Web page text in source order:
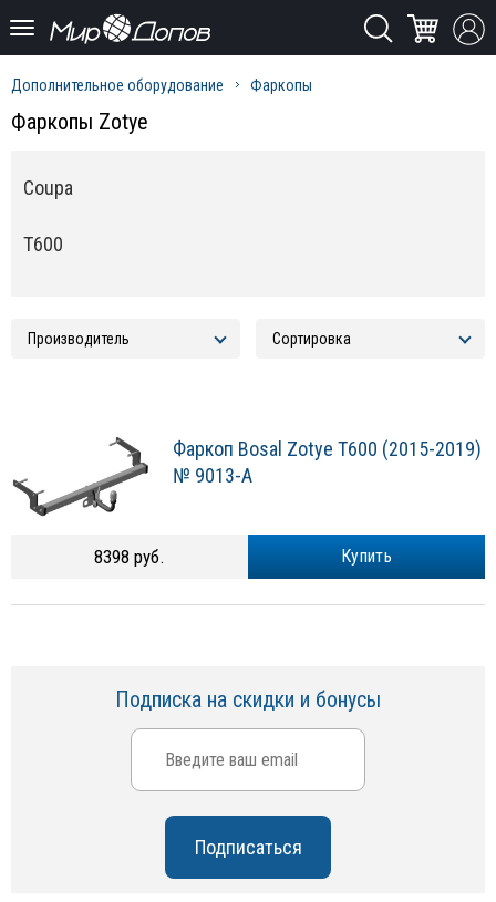
Дополнительное оборудование Фаркопы
Фаркопы Zotye
Coupa
T600
Фаркоп Bosal Zotye T600 (2015-2019)
№ 9013-A
Купить
8398 руб.
Подписка на скидки и бонусы